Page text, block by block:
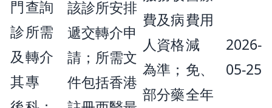
門
診
及
其
查詢
所需
轉介
專
該診所安排
遞交轉介申
請；所需文
件包括香港
費及病
人資格
為準；
部分藥
費用
減
免、
全年
2026-
05-25